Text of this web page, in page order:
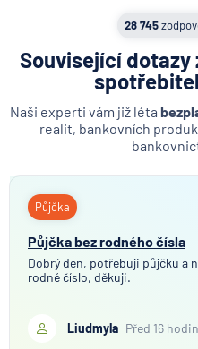
28 745
Související dotazy
Naši experti vám již léta
realit, bankovních
Půjčka
Půjčka bez rodného čísla
Dobrý den, potřebuji půjčku a
rodné číslo, děkuji.
Liudmyla Před 16